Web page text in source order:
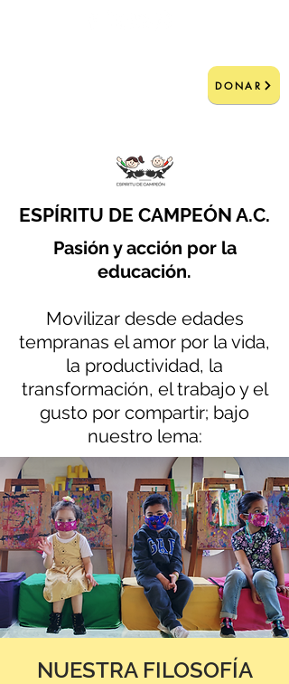
DONAR
ESPÍRITU DE CAMPEÓN A.C.
Pasión y acción por la
educación.
Movilizar desde edades
tempranas el amor por la vida,
la productividad, la
transformación, el trabajo y el
gusto por compartir; bajo
nuestro lema:
NUESTRA FILOSOFÍA